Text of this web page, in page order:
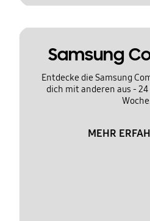
Samsung
Entdecke die Samsung
dich mit anderen aus - 24
MEHR